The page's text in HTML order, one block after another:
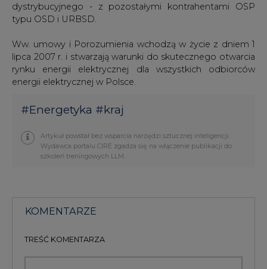
dystrybucyjnego - z pozostałymi kontrahentami OSP
typu OSD i URBSD.
Ww. umowy i Porozumienia wchodzą w życie z dniem 1
lipca 2007 r. i stwarzają warunki do skutecznego otwarcia
rynku energii elektrycznej dla wszystkich odbiorców
energii elektrycznej w Polsce.
#Energetyka #kraj
Artykuł powstał bez wsparcia narzędzi sztucznej inteligencji.
Wydawca portalu CIRE zgadza się na włączenie publikacji do
szkoleń treningowych LLM.
KOMENTARZE
TREŚĆ KOMENTARZA